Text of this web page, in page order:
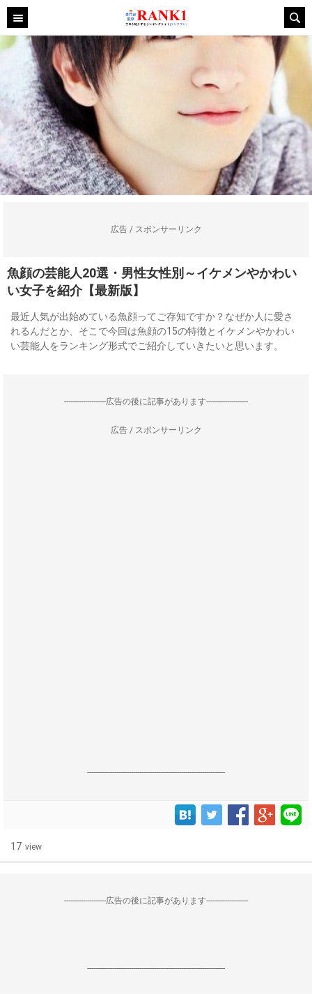
広告 / スポンサーリンク
魚顔の芸能人20選・男性女性別～イケメンやかわい
い女子を紹介【最新版】
最近人気が出始めている魚顔ってご存知ですか？なぜか人に愛さ
れるんだとか、そこで今回は魚顔の15の特徴とイケメンやかわい
い芸能人をランキング形式でご紹介していきたいと思います。
--------------------広告の後に記事があります--------------------
広告 / スポンサーリンク
------------------------------------------------------------------
17 view
--------------------広告の後に記事があります--------------------
------------------------------------------------------------------